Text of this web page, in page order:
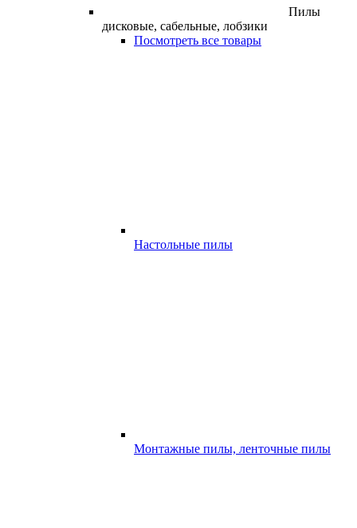
Пилы
дисковые, сабельные, лобзики
Посмотреть все товары
Настольные пилы
Монтажные пилы, ленточные пилы